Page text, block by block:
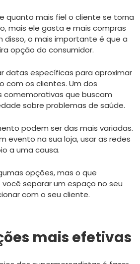
quanto mais fiel o cliente se torna
mais ele gasta e mais compras
disso, o mais importante é que a
opção do consumidor.
datas específicas para aproximar
com os clientes. Um dos
comemorativas que buscam
sobre problemas de saúde.
podem ser das mais variadas.
evento na sua loja, usar as redes
a uma causa.
opções, mas o que
separar um espaço no seu
com o seu cliente.
mais efetivas